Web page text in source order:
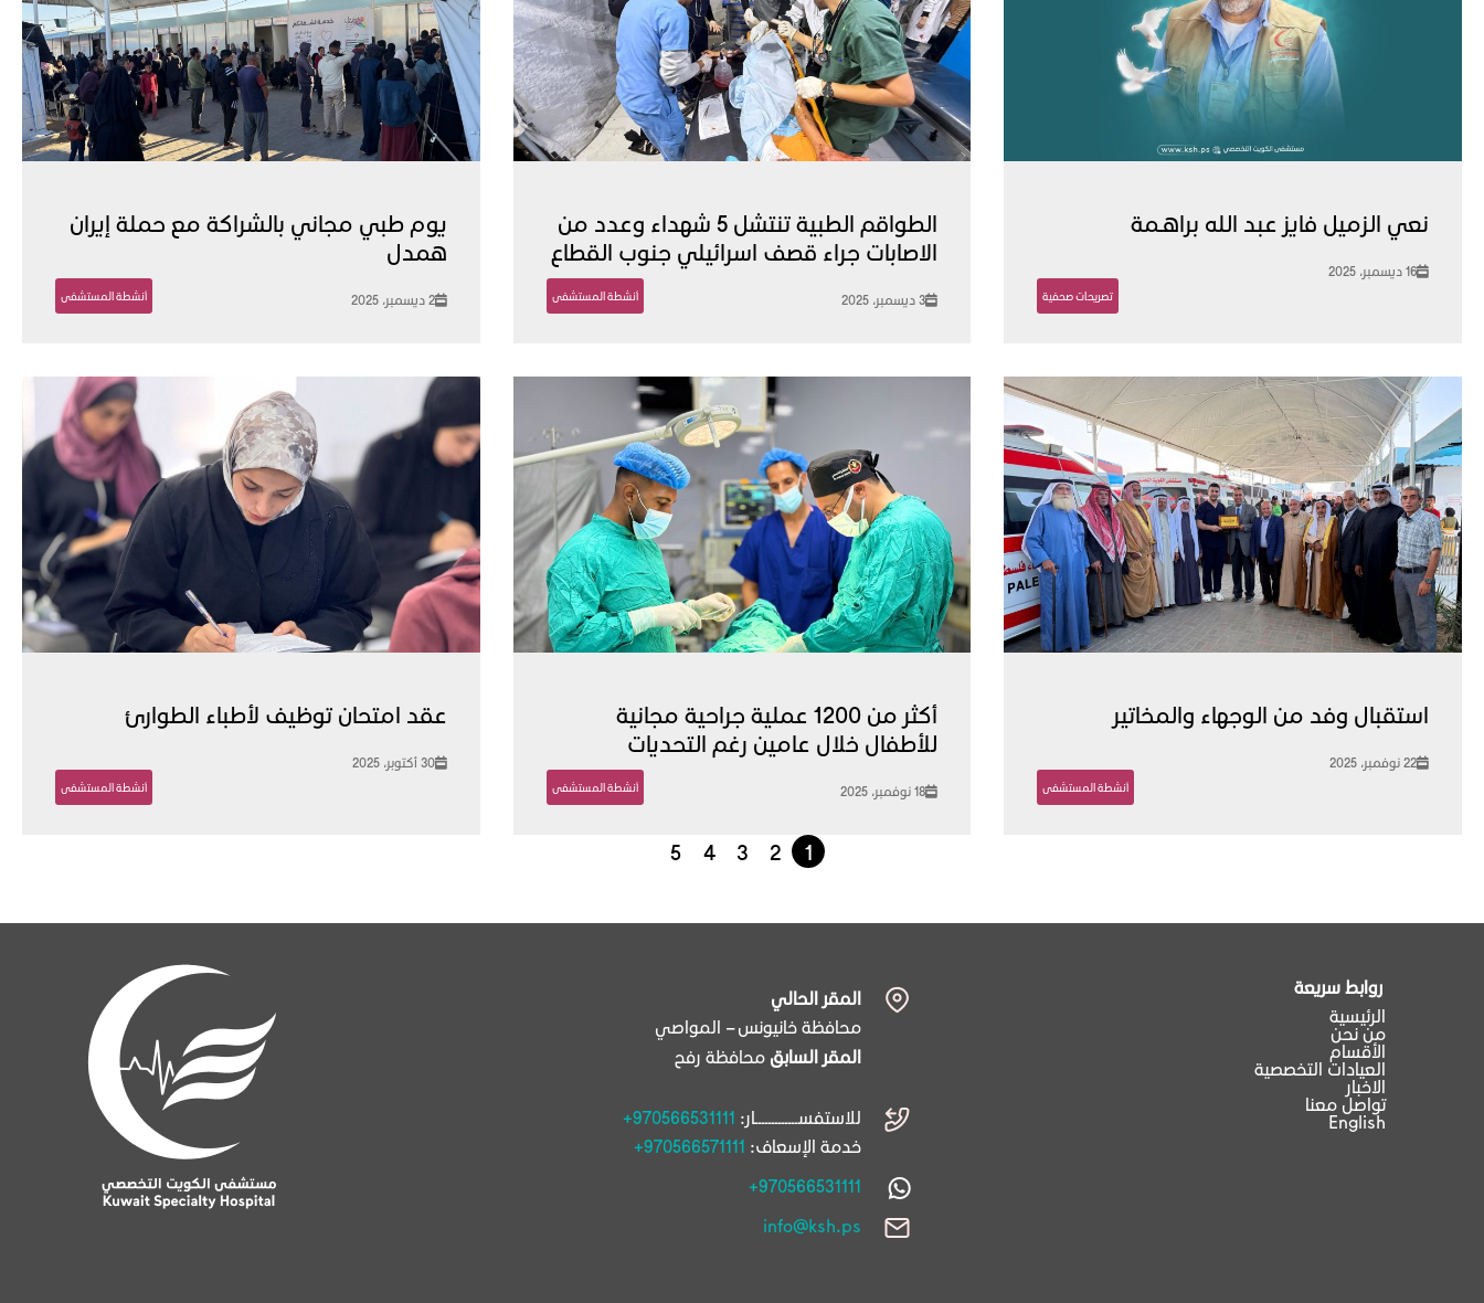
تصريحات صحفية
نعي الزميل فايز عبد الله براهـمة
16 ديسمبر، 2025
أنشطة المستشفى
الطواقم الطبية تنتشل 5 شهداء وعدد من
الاصابات جراء قصف اسرائيلي جنوب القطاع
3 ديسمبر، 2025 أنشطة المستشفى
يوم طبي مجاني بالشراكة مع حملة إيران
همدل
2 ديسمبر، 2025
أنشطة المستشفى
استقبال وفد من الوجهاء والمخاتير
22 نوفمبر، 2025
أنشطة المستشفى
أكثر من 1200 عملية جراحية مجانية
للأطفال خلال عامين رغم التحديات
18 نوفمبر، 2025 أنشطة المستشفى
عقد امتحان توظيف لأطباء الطوارئ
30 أكتوبر، 2025
1
2
3
4
5
روابط سريعة
الرئيسية
من نحن
الأقسام
العيادات التخصصية
الاخبار
تواصل معنا
English
المقر الحالي
محافظة خانيونس – المواصي
المقر السابق محافظة رفح
للاستفســـــــــــــار: +970566531111
خدمة الإسعاف: +970566571111
+970566531111
info@ksh.ps